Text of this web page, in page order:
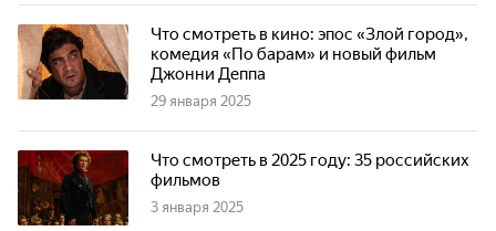
Что смотреть в кино: эпос «Злой город»,
комедия «По барам» и новый фильм
Джонни Деппа
29 января 2025
Что смотреть в 2025 году: 35 российских
фильмов
3 января 2025